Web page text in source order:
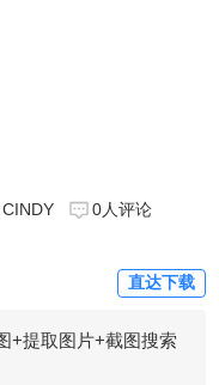
0人评论
直达下载
+提取图片+截图搜索